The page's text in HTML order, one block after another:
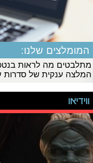
המומלצים שלנו:
מתלבטים מה לראות
המלצה ענקית של סדרות
ווידיאו